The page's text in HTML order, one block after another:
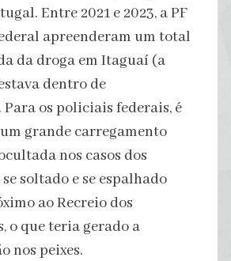
Entre 2021 e 2023, a PF
apreenderam um total
da droga em Itaguaí (a
dentro de
os policiais federais, é
grande carregamento
nos casos dos
soltado e se espalhado
ao Recreio dos
o que teria gerado a
nos peixes.